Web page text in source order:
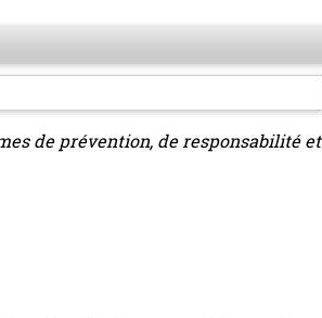
de prévention, de responsabilité et